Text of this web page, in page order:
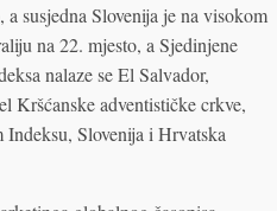
susjedna Slovenija je na visokom
na 22. mjesto, a Sjedinjene
nalaze se El Salvador,
Kršćanske adventističke crkve,
Slovenija i Hrvatska